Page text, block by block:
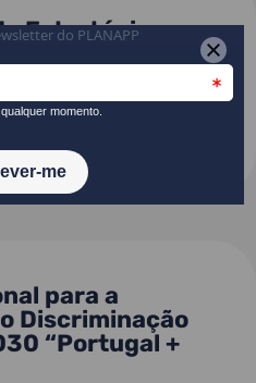
Estratégia
e a Não
+ Igual”
para a
Discriminação
“Portugal +